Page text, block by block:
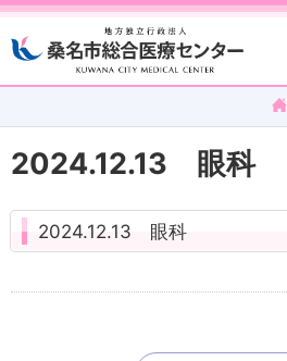
2024.12.13 眼科
2024.12.13 眼科